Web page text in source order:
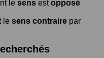
le sens estopposé
le sens contraire par